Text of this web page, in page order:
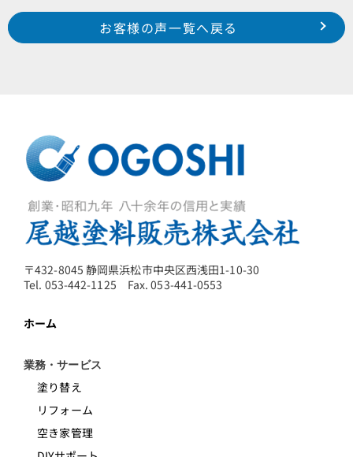
Prev
西区 雄踏町 前田 様
南区 三新町 佐内 様
お客様の声一覧へ戻る
〒432-8045 静岡県浜松市中央区西浅田1-10-30
Tel. 053-442-1125 Fax. 053-441-0553
ホーム
業務・サービス
塗り替え
リフォーム
空き家管理